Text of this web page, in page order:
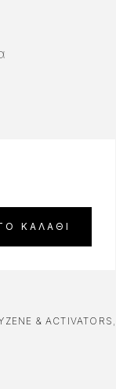
ΚΑΛΆΘΙ
& ACTIVATORS ,